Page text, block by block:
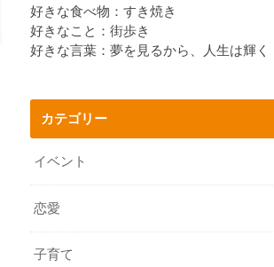
好きな食べ物：すき焼き
好きなこと：街歩き
好きな言葉：夢を見るから、人生は輝く
カテゴリー
イベント
恋愛
子育て